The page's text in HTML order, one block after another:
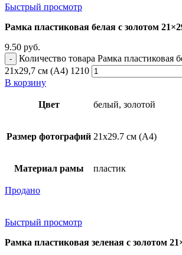
Быстрый просмотр
Рамка пластиковая белая с золотом
9.50 руб.
Количество товара Рамка пластиковая
21x29,7 см (А4) 1210
В корзину
Цвет белый, золотой
Размер фотографий 21х29.7 см (А4)
Материал рамы пластик
Продано
Быстрый просмотр
Рамка пластиковая зеленая с золотом